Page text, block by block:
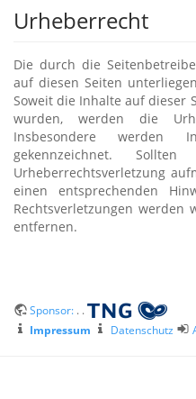
Urheberrecht
Die durch die
auf diesen Seiten
Soweit die Inhalte auf dieser
wurden, werden die
Insbesondere werden
gekennzeichnet.
Urheberrechtsverletzung
einen entsprechenden
Rechtsverletzungen
entfernen.
Sponsor: . .
Impressum
Datenschutz